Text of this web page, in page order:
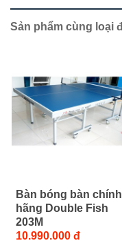
Sản phẩm cùng loại
Bàn bóng bàn chính
hãng Double Fish
203M
10.990.000 đ